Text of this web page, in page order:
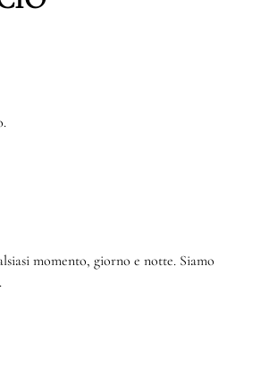
momento, giorno e notte. Siamo